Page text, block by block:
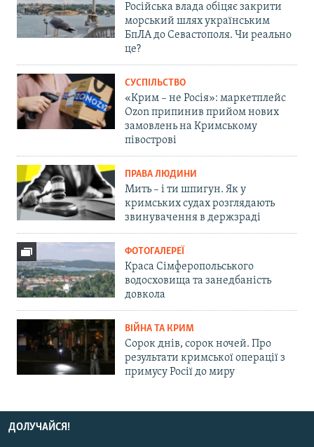
Російська влада обіцяє закрити
морський шлях українським
БпЛА до Севастополя. Чи реально
це?
СУСПІЛЬСТВО
«Крим – не Росія»: маркетплейс
Ozon припинив прийом нових
замовлень на Кримському
півострові
ПРАВА ЛЮДИНИ
Мить – і ти шпигун. Як у
кримських судах розглядають
звинувачення в держзраді
ФОТОГАЛЕРЕЇ
Краса Сімферопольського
водосховища та занедбаність
довкола
ВІЙНА ТА КРИМ
Сорок днів, сорок ночей. Про
результати кримської операції з
примусу Росії до миру
ДОЛУЧАЙСЯ!